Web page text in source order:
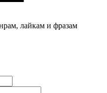
лайкам и фразам